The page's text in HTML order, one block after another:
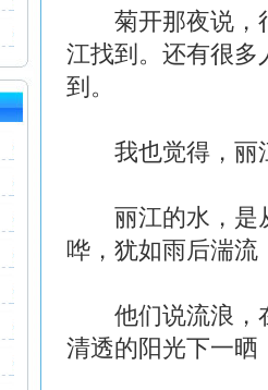
菊开那夜说，很
江找到。还有很多
到。
我也觉得，丽
丽江的水，是从
哗，犹如雨后湍流
他们说流浪，在
清透的阳光下一晒